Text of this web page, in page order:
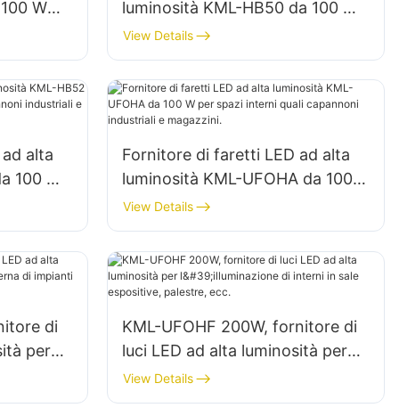
W
luminosità KML-HB50 da 100 W
per l'illuminazione di spazi
interni in fabbriche, magazzini,
ecc.
View Details
alta
100 W
Fornitore di faretti LED ad alta
luminosità KML-UFOHA da 100
W per spazi interni quali
capannoni industriali e
magazzini.
View Details
di
per
KML-UFOHF 200W, fornitore di
luci LED ad alta luminosità per
l'illuminazione di interni in sale
espositive, palestre, ecc.
View Details